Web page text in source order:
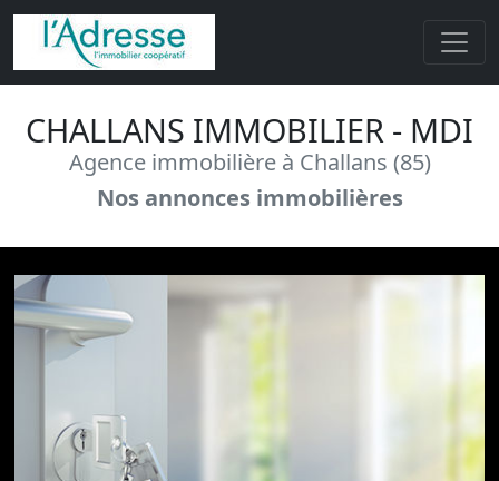
CHALLANS IMMOBILIER - MDI
Agence immobilière à Challans (85)
Nos annonces immobilières